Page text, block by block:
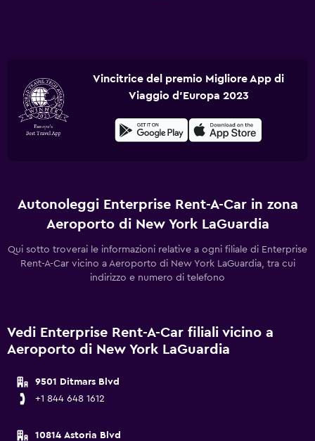
Vincitrice del premio Migliore App di
Viaggio d'Europa 2023
Autonoleggi Enterprise Rent-A-Car in zona
Aeroporto di New York LaGuardia
Qui sotto troverai le informazioni relative a ogni filiale di Enterprise
Rent-A-Car vicino a Aeroporto di New York LaGuardia, tra cui
indirizzo e numero di telefono
Vedi Enterprise Rent-A-Car filiali vicino a
Aeroporto di New York LaGuardia
9501 Ditmars Blvd
+1 844 648 1612
10814 Astoria Blvd